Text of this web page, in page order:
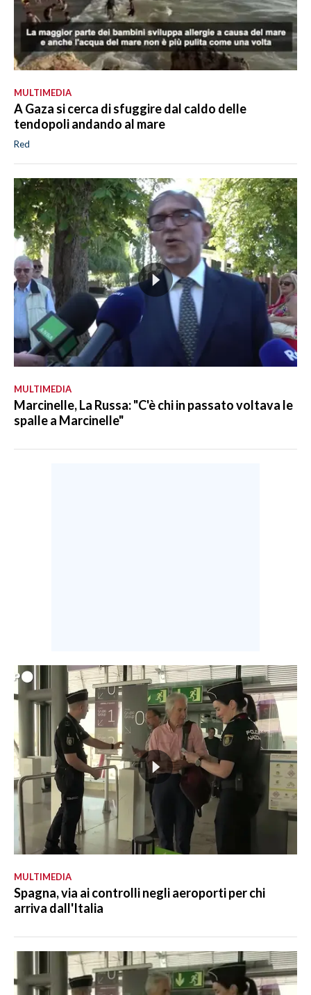
MULTIMEDIA
A Gaza si cerca di sfuggire dal caldo delle
tendopoli andando al mare
Red
MULTIMEDIA
Marcinelle, La Russa: "C'è chi in passato voltava le
spalle a Marcinelle"
MULTIMEDIA
Spagna, via ai controlli negli aeroporti per chi
arriva dall'Italia